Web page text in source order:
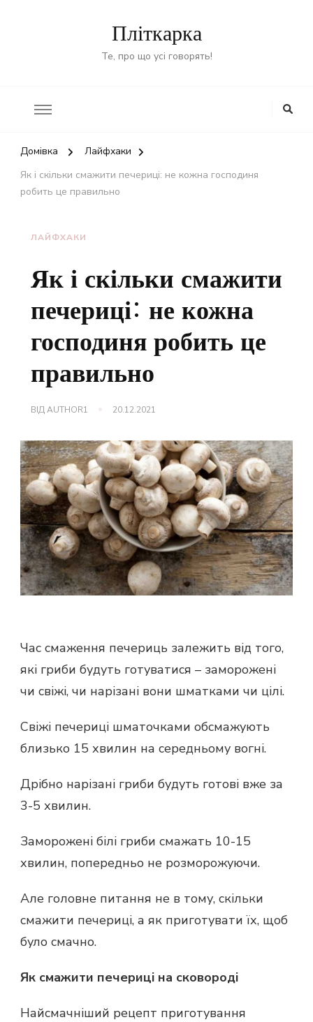
Пліткарка
Те, про що усі говорять!
Домівка
Лайфхаки
Як і скільки смажити печериці: не кожна господиня
робить це правильно
ЛАЙФХАКИ
Як і скільки смажити
печериці: не кожна
господиня робить це
правильно
ВІДAUTHOR1 20.12.2021
Час смаження печериць залежить від того,
які гриби будуть готуватися – заморожені
чи свіжі, чи нарізані вони шматками чи цілі.
Свіжі печериці шматочками обсмажують
близько 15 хвилин на середньому вогні.
Дрібно нарізані гриби будуть готові вже за
3-5 хвилин.
Заморожені білі гриби смажать 10-15
хвилин, попередньо не розморожуючи.
Але головне питання не в тому, скільки
смажити печериці, а як приготувати їх, щоб
було смачно.
Як смажити печериці на сковороді
Найсмачніший рецепт приготування